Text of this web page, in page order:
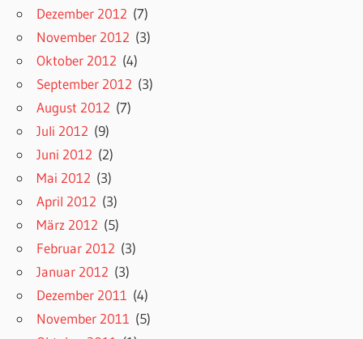
Dezember 2012 (7)
November 2012 (3)
Oktober 2012 (4)
September 2012 (3)
August 2012 (7)
Juli 2012 (9)
Juni 2012 (2)
Mai 2012 (3)
April 2012 (3)
März 2012 (5)
Februar 2012 (3)
Januar 2012 (3)
Dezember 2011 (4)
November 2011 (5)